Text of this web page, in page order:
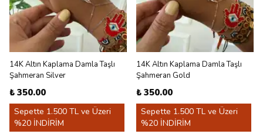
14K Altın Kaplama Damla Taşlı
Şahmeran Silver
₺ 350.00
Sepette 1.500 TL ve Üzeri
%20 İNDİRİM
14K Altın Kaplama Damla Taşlı
Şahmeran Gold
₺ 350.00
Sepette 1.500 TL ve Üzeri
%20 İNDİRİM